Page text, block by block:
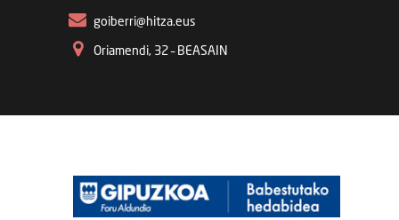
goiberri@hitza.eus
Oriamendi, 32 – BEASAIN